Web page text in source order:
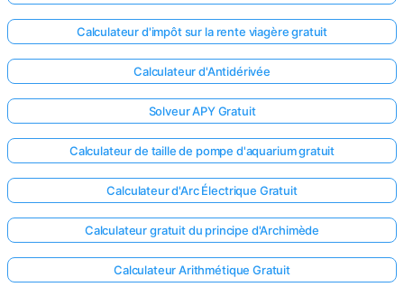
Calculateur d'impôt sur la rente viagère gratuit
Calculateur d'Antidérivée
Solveur APY Gratuit
Calculateur de taille de pompe d'aquarium gratuit
Calculateur d'Arc Électrique Gratuit
Calculateur gratuit du principe d'Archimède
Calculateur Arithmétique Gratuit